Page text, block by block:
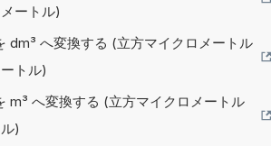
ートル)
dm³ へ変換する (立方マイクロメートル
トル)
m³ へ変換する (立方マイクロメートル
)